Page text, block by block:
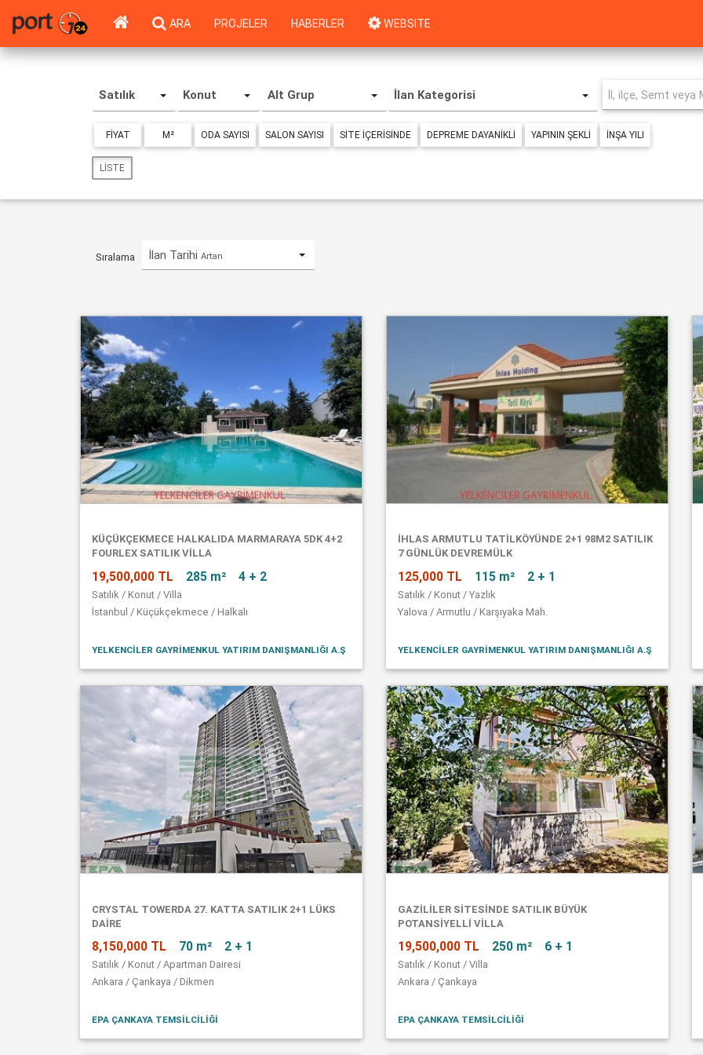
ARA PROJELER HABERLER WEBSITE
Satılık Konut Alt Grup İlan Kategorisi
FIYAT M² ODA SAYISI SALON SAYISI SITE IÇERISINDE DEPREME DAYANIKLI YAPININ ŞEKLI İNŞA YILI
LISTE
Sıralama İlan Tarihi Artan
KÜÇÜKÇEKMECE HALKALIDA MARMARAYA 5DK 4+2
FOURLEX SATILIK VİLLA
19,500,000 TL 285 m² 4 + 2
Satılık / Konut / Villa
İstanbul / Küçükçekmece / Halkalı
YELKENCİLER GAYRİMENKUL YATIRIM DANIŞMANLIĞI A.Ş
İHLAS ARMUTLU TATİLKÖYÜNDE 2+1 98M2 SATILIK
7 GÜNLÜK DEVREMÜLK
125,000 TL 115 m² 2 + 1
Satılık / Konut / Yazlık
Yalova / Armutlu / Karşıyaka Mah.
YELKENCİLER GAYRİMENKUL YATIRIM DANIŞMANLIĞI A.Ş
CRYSTAL TOWERDA 27. KATTA SATILIK 2+1 LÜKS
DAİRE
8,150,000 TL 70 m² 2 + 1
Satılık / Konut / Apartman Dairesi
Ankara / Çankaya / Dikmen
EPA ÇANKAYA TEMSİLCİLİĞİ
GAZİLİLER SİTESİNDE SATILIK BÜYÜK
POTANSİYELLİ VİLLA
19,500,000 TL 250 m² 6 + 1
Satılık / Konut / Villa
Ankara / Çankaya
EPA ÇANKAYA TEMSİLCİLİĞİ